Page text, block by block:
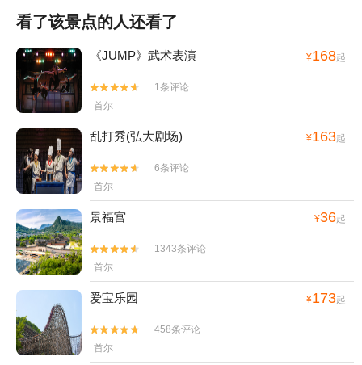
看了该景点的人还看了
《JUMP》武术表演 ¥168起


1条评论
首尔
乱打秀(弘大剧场) ¥163起


6条评论
首尔
景福宫 ¥36起


1343条评论
首尔
爱宝乐园 ¥173起


458条评论
首尔